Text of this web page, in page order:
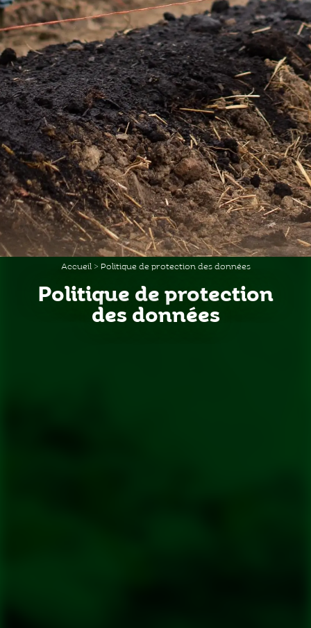
Accueil> Politique de protection des données
Politique de protection
des données